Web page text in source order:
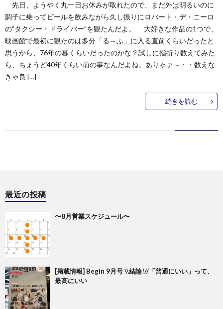
先日、ようやく丸一日お休みが取れたので、まだ外は明るいのに
調子に乗ってビールを飲みながら久し振りにロバート・デ・ニーロ
の”タクシー・ドライバー”を観たんだよ。 大好きな作品の1つで、
映画館で最初に観たのは多分「る～ふ」に入る直前くらいだったと
思うから、76年の暮くらいだったのかな？試しに指折り数えてみた
ら、ちょうど40年くらい前の事なんだよね。ありゃァ～・・数えな
きゃ良 […]
続きを読む
最近の投稿
〜8月営業スケジュール〜
[掲載情報] Begin 9月号 \\結論!//「普通にいい」って、
最高にいい